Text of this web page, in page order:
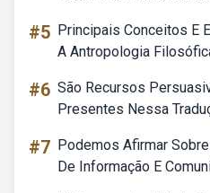
#5 Principais Conceitos E
A Antropologia
#6 São Recursos
Presentes Nessa
#7 Podemos Afirmar
De Informação E